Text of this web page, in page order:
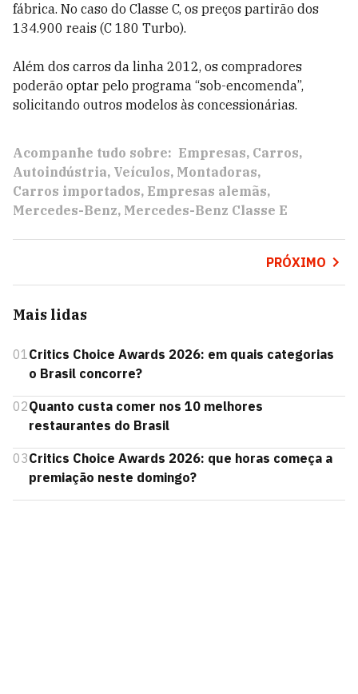
fábrica. No caso do Classe C, os preços partirão dos
134.900 reais (C 180 Turbo).
Além dos carros da linha 2012, os compradores
poderão optar pelo programa “sob-encomenda”,
solicitando outros modelos às concessionárias.
Acompanhe tudo sobre: Empresas Carros
Autoindústria Veículos Montadoras
Carros importados Empresas alemãs
Mercedes-Benz Mercedes-Benz Classe E
PRÓXIMO
Mais lidas
01Critics Choice Awards 2026: em quais categorias
o Brasil concorre?
02Quanto custa comer nos 10 melhores
restaurantes do Brasil
03Critics Choice Awards 2026: que horas começa a
premiação neste domingo?